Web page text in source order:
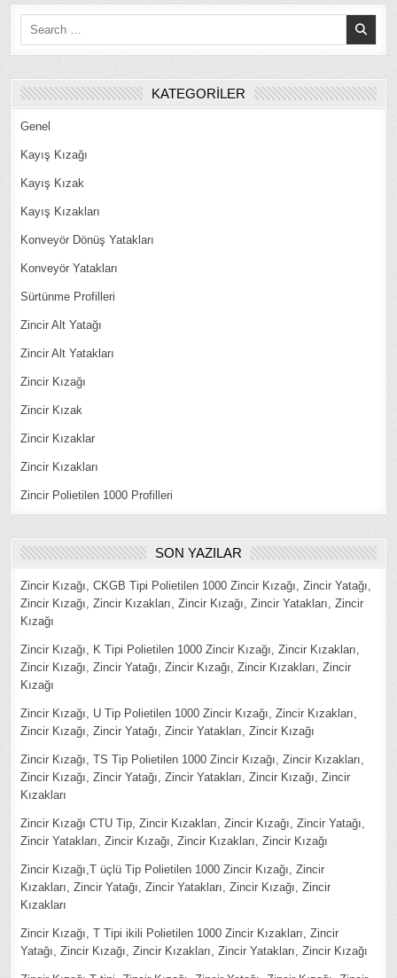
KATEGORILER
Genel
Kayış Kızağı
Kayış Kızak
Kayış Kızakları
Konveyör Dönüş Yatakları
Konveyör Yatakları
Sürtünme Profilleri
Zincir Alt Yatağı
Zincir Alt Yatakları
Zincir Kızağı
Zincir Kızak
Zincir Kızaklar
Zincir Kızakları
Zincir Polietilen 1000 Profilleri
SON YAZILAR
Zincir Kızağı, CKGB Tipi Polietilen 1000 Zincir Kızağı, Zincir Yatağı,
Zincir Kızağı, Zincir Kızakları, Zincir Kızağı, Zincir Yatakları, Zincir
Kızağı
Zincir Kızağı, K Tipi Polietilen 1000 Zincir Kızağı, Zincir Kızakları,
Zincir Kızağı, Zincir Yatağı, Zincir Kızağı, Zincir Kızakları, Zincir
Kızağı
Zincir Kızağı, U Tip Polietilen 1000 Zincir Kızağı, Zincir Kızakları,
Zincir Kızağı, Zincir Yatağı, Zincir Yatakları, Zincir Kızağı
Zincir Kızağı, TS Tip Polietilen 1000 Zincir Kızağı, Zincir Kızakları,
Zincir Kızağı, Zincir Yatağı, Zincir Yatakları, Zincir Kızağı, Zincir
Kızakları
Zincir Kızağı CTU Tip, Zincir Kızakları, Zincir Kızağı, Zincir Yatağı,
Zincir Yatakları, Zincir Kızağı, Zincir Kızakları, Zincir Kızağı
Zincir Kızağı,T üçlü Tip Polietilen 1000 Zincir Kızağı, Zincir
Kızakları, Zincir Yatağı, Zincir Yatakları, Zincir Kızağı, Zincir
Kızakları
Zincir Kızağı, T Tipi ikili Polietilen 1000 Zincir Kızakları, Zincir
Yatağı, Zincir Kızağı, Zincir Kızakları, Zincir Yatakları, Zincir Kızağı